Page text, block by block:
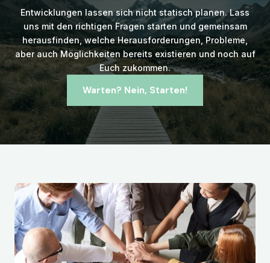
Entwicklungen lassen sich nicht statisch planen. Lass
uns mit den richtigen Fragen starten und gemeinsam
herausfinden, welche Herausforderungen, Probleme,
aber auch Möglichkeiten bereits existieren und noch auf
Euch zukommen.
Warten? Nein, Starten!